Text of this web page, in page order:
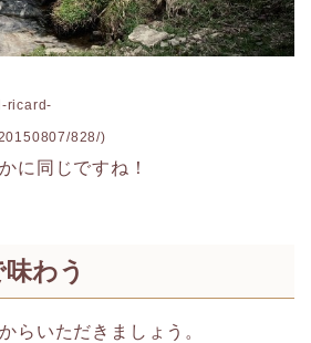
ricard-
828/)
に同じですね！
わう
らいただきましょう。